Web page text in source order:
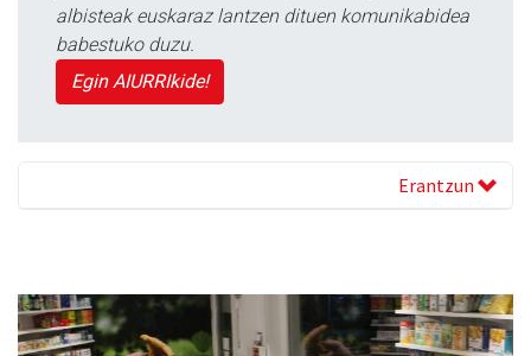
albisteak euskaraz lantzen dituen komunikabidea
babestuko duzu.
Egin AIURRIkide!
Erantzun